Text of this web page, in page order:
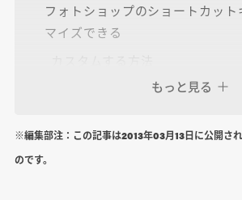
フォトショップのショートカット
マイズできる
おすすめのカスタマイズ
もっと見る
※編集部注：この記事は2013年03月13日に公開さ
のです。